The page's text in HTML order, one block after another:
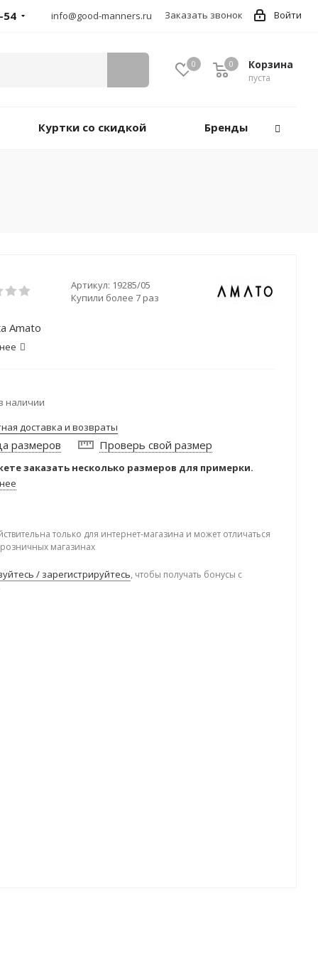
Войти
54 info@good-manners.ru Заказать звонок
0 Корзина
пуста
0
Куртки со скидкой Бренды
Артикул: 19285/05
Купили более 7 раз
Amato
наличии
доставка и возвраты
размеров Проверь свой размер
заказать несколько размеров для примерки.
только для интернет-магазина и может отличаться
розничных магазинах
/ зарегистрируйтесь, чтобы получать бонусы с